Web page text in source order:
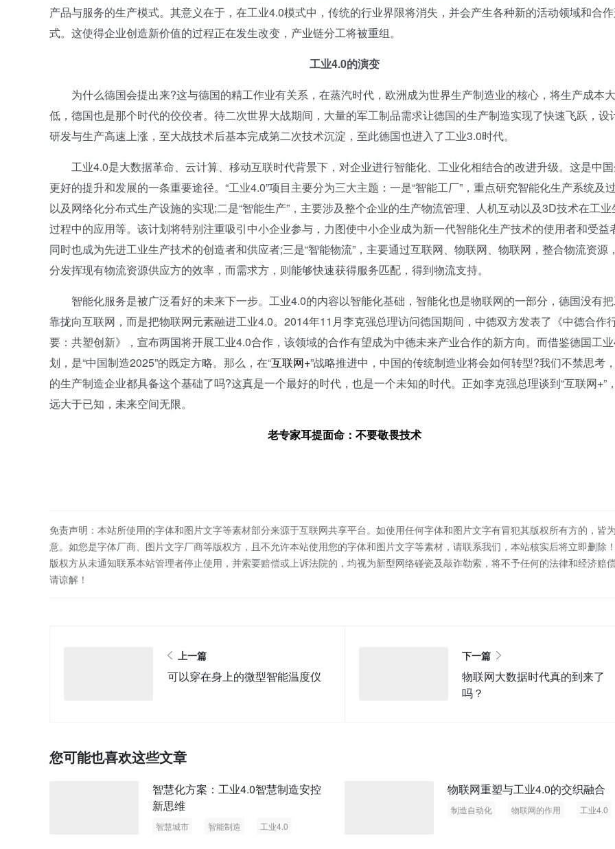
产品与服务的生产模式。其意义在于，在工业4.0模式中，传统的行业界限将消失，并会产生各种新的活动领域和合
式。这使得企业创造新价值的过程正在发生改变，产业链分工将被重组。
工业4.0的演变
为什么德国会提出来?这与德国的精工作业有关系，在蒸汽时代，欧洲成为世界生产制造业的核心，将生产成本
低，德国也是那个时代的佼佼者。待二次世界大战期间，大量的军工制品需求让德国的生产制造实现了快速飞跃，设
研发与生产高速上涨，至大战技术后基本完成第二次技术沉淀，至此德国也进入了工业3.0时代。
工业4.0是大数据革命、云计算、移动互联时代背景下，对企业进行智能化、工业化相结合的改进升级。这是中
更好的提升和发展的一条重要途径。“工业4.0”项目主要分为三大主题：一是“智能工厂”，重点研究智能化生产系统及
以及网络化分布式生产设施的实现;二是“智能生产”，主要涉及整个企业的生产物流管理、人机互动以及3D技术在工业
过程中的应用等。该计划将特别注重吸引中小企业参与，力图使中小企业成为新一代智能化生产技术的使用者和受益
同时也成为先进工业生产技术的创造者和供应者;三是“智能物流”，主要通过互联网、物联网、物联网，整合物流资源
分发挥现有物流资源供应方的效率，而需求方，则能够快速获得服务匹配，得到物流支持。
智能化服务是被广泛看好的未来下一步。工业4.0的内容以智能化基础，智能化也是物联网的一部分，德国没有
靠拢向互联网，而是把物联网元素融进工业4.0。2014年11月李克强总理访问德国期间，中德双方发表了《中德合作
要：共塑创新》，宣布两国将开展工业4.0合作，该领域的合作有望成为中德未来产业合作的新方向。而借鉴德国工
划，是“中国制造2025”的既定方略。那么，在“互联网+”战略推进中，中国的传统制造业将会如何转型?我们不禁思考
的生产制造企业都具备这个基础了吗?这真是一个最好的时代，也是一个未知的时代。正如李克强总理谈到“互联网+”
远大于已知，未来空间无限。
老专家耳提面命：不要敬畏技术
免责声明：本站所使用的字体和图片文字等素材部分来源于互联网共享平台。如使用任何字体和图片文字有冒犯其版权所有方的，皆
意。如您是字体厂商、图片文字厂商等版权方，且不允许本站使用您的字体和图片文字等素材，请联系我们，本站核实后将立即删除
版权方从未通知联系本站管理者停止使用，并索要赔偿或上诉法院的，均视为新型网络碰瓷及敲诈勒索，将不予任何的法律和经济赔
请谅解！
上一篇
可以穿在身上的微型智能温度仪
下一篇
物联网大数据时代真的到来了
吗？
您可能也喜欢这些文章
智慧化方案：工业4.0智慧制造安控
新思维
智慧城市 智能制造 工业4.0
物联网重塑与工业4.0的交织融合
制造自动化 物联网的作用 工业4.0